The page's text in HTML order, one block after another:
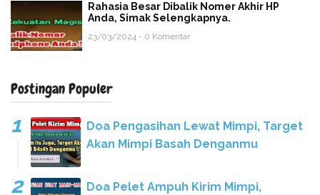
Rahasia Besar Dibalik Nomer Akhir HP
Anda, Simak Selengkapnya.
23/03/2024 - 0 Komentar
Postingan Populer
Doa Pengasihan Lewat Mimpi, Target
Akan Mimpi Basah Denganmu
Doa Pelet Ampuh Kirim Mimpi,